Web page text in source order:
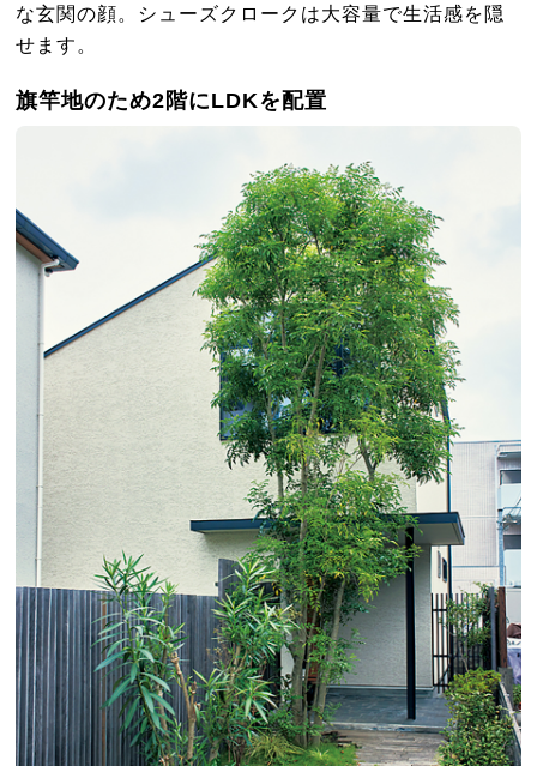
な玄関の顔。シューズクロークは大容量で生活感を隠
せます。
旗竿地のため2階にLDKを配置